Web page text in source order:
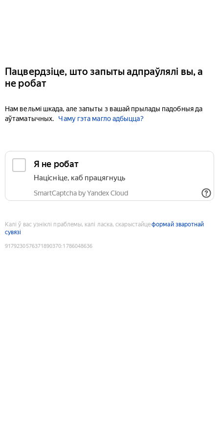
Пацвердзіце, што запыты адпраўлялі вы, а
не робат
Нам вельмі шкада, але запыты з вашай прылады падобныя да
аўтаматычных.
Чаму гэта магло адбыцца?
Я не робат
Націсніце, каб працягнуць
SmartCaptcha by Yandex Cloud
Калі ў вас узніклі праблемы, калі ласка, скарыстайцеформай зваротнай
сувязі
9179230576371890370:1786048636